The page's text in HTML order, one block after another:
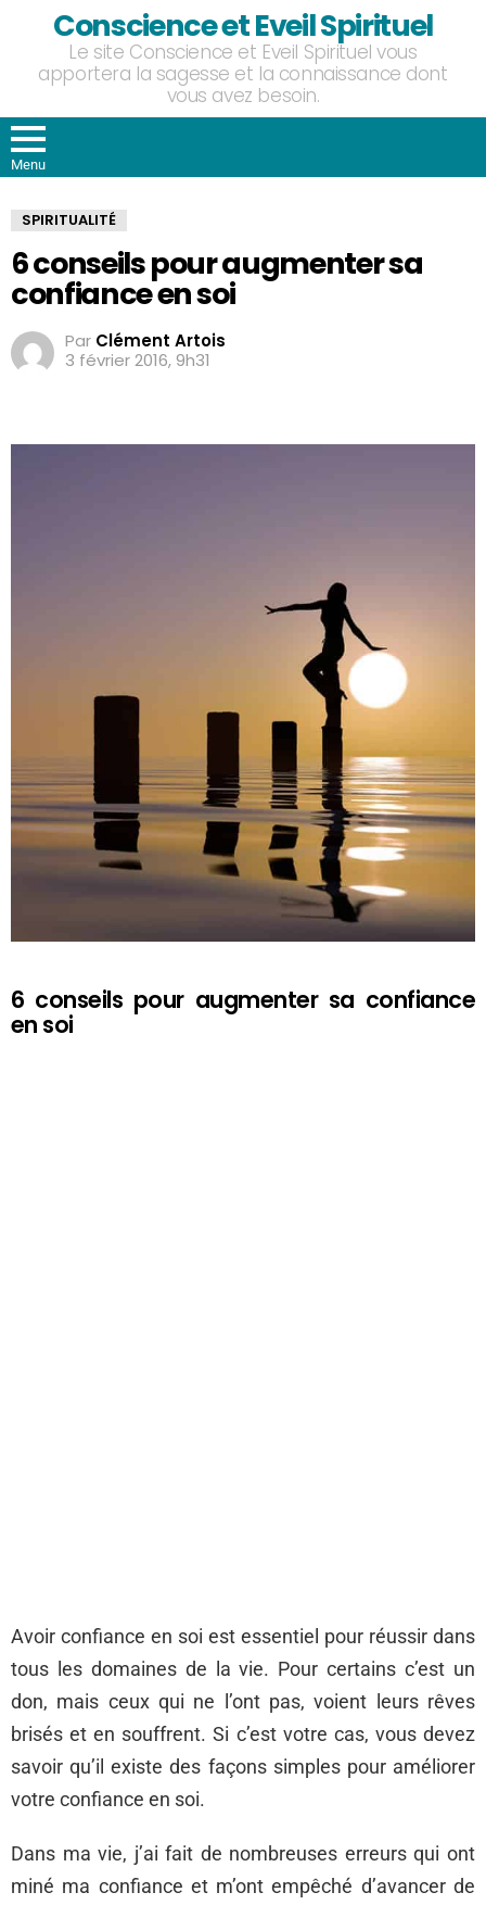
Conscience et Eveil Spirituel
Le site Conscience et Eveil Spirituel vous
apportera la sagesse et la connaissance dont
vous avez besoin.
Menu
SPIRITUALITÉ
6 conseils pour augmenter sa
confiance en soi
Par Clément Artois
3 février 2016, 9h31
6 conseils pour augmenter sa confiance
en soi
Avoir confiance en soi est essentiel pour réussir dans
tous les domaines de la vie. Pour certains c’est un
don, mais ceux qui ne l’ont pas, voient leurs rêves
brisés et en souffrent. Si c’est votre cas, vous devez
savoir qu’il existe des façons simples pour améliorer
votre confiance en soi.
Dans ma vie, j’ai fait de nombreuses erreurs qui ont
miné ma confiance et m’ont empêché d’avancer de